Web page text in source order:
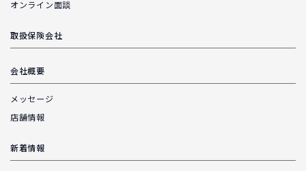
オンライン面談
取扱保険会社
会社概要
メッセージ
店舗情報
新着情報